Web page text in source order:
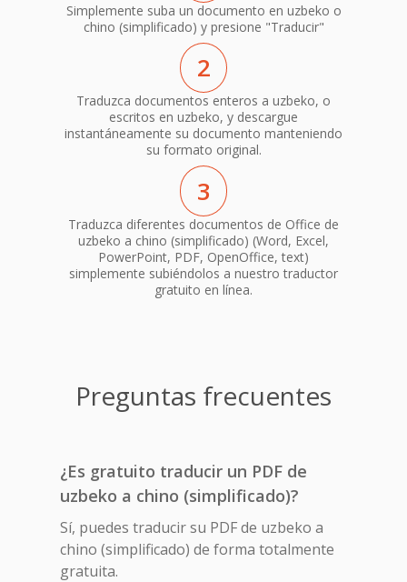
Simplemente suba un documento en uzbeko o
chino (simplificado) y presione "Traducir"
2
Traduzca documentos enteros a uzbeko, o
escritos en uzbeko, y descargue
instantáneamente su documento manteniendo
su formato original.
3
Traduzca diferentes documentos de Office de
uzbeko a chino (simplificado) (Word, Excel,
PowerPoint, PDF, OpenOffice, text)
simplemente subiéndolos a nuestro traductor
gratuito en línea.
Preguntas frecuentes
¿Es gratuito traducir un PDF de
uzbeko a chino (simplificado)?
Sí, puedes traducir su PDF de uzbeko a
chino (simplificado) de forma totalmente
gratuita.